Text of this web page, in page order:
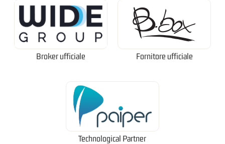
Broker ufficiale Fornitore ufficiale
Technological Partner